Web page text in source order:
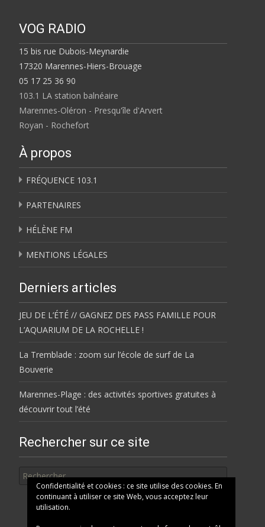
VOG RADIO
15 bis rue Dubois-Meynardie
17320 Marennes-Hiers-Brouage
05 17 25 36 90
103.1 LA station balnéaire
Marennes-Oléron - Presqu'île d'Arvert
Royan - Rochefort
À propos
FRÉQUENCE 103.1
PARTENAIRES
HÉLÈNE FM
MENTIONS LÉGALES
Derniers articles
JEU DE L’ÉTÉ // GAGNEZ DES PASS FAMILLE POUR
L’AQUARIUM DE LA ROCHELLE !
La Tremblade : zoom sur l’école de surf de La
Bouverie
Marennes-Plage : des activités sportives gratuites à
découvrir tout l’été
Rechercher sur ce site
Confidentialité et cookies : ce site utilise des cookies. En
continuant à utiliser ce site Web, vous acceptez leur
utilisation.